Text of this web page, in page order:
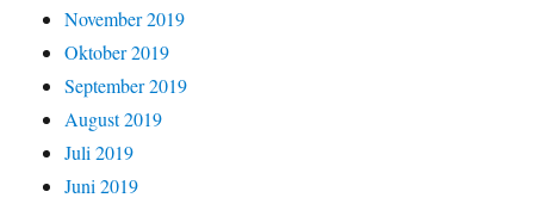
November 2019
Oktober 2019
September 2019
August 2019
Juli 2019
Juni 2019